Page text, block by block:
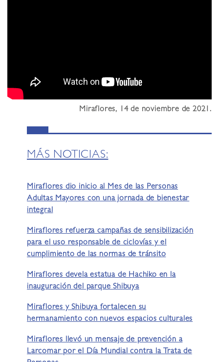
Miraflores, 14 de noviembre de 2021.
MÁS NOTICIAS:
Miraflores dio inicio al Mes de las Personas
Adultas Mayores con una jornada de bienestar
integral
Miraflores refuerza campañas de sensibilización
para el uso responsable de ciclovías y el
cumplimiento de las normas de tránsito
Miraflores devela estatua de Hachiko en la
inauguración del parque Shibuya
Miraflores y Shibuya fortalecen su
hermanamiento con nuevos espacios culturales
Miraflores llevó un mensaje de prevención a
Larcomar por el Día Mundial contra la Trata de